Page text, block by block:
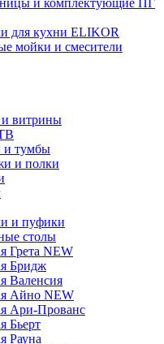
для кухни ELIKOR
мойки и смесители
витрины
и тумбы
и полки
и пуфики
столы
Грета NEW
Бридж
Валенсия
Айно NEW
Ари-Прованс
Бьерт
Рауна